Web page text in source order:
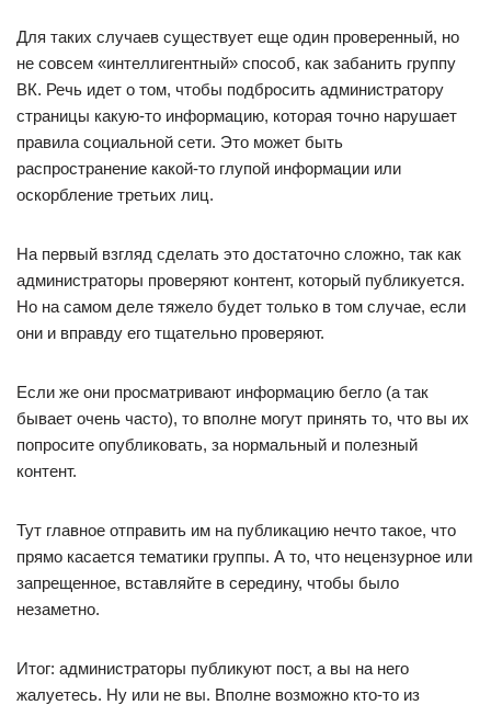
Для таких случаев существует еще один проверенный, но
не совсем «интеллигентный» способ, как забанить группу
ВК. Речь идет о том, чтобы подбросить администратору
страницы какую-то информацию, которая точно нарушает
правила социальной сети. Это может быть
распространение какой-то глупой информации или
оскорбление третьих лиц.
На первый взгляд сделать это достаточно сложно, так как
администраторы проверяют контент, который публикуется.
Но на самом деле тяжело будет только в том случае, если
они и вправду его тщательно проверяют.
Если же они просматривают информацию бегло (а так
бывает очень часто), то вполне могут принять то, что вы их
попросите опубликовать, за нормальный и полезный
контент.
Тут главное отправить им на публикацию нечто такое, что
прямо касается тематики группы. А то, что нецензурное или
запрещенное, вставляйте в середину, чтобы было
незаметно.
Итог: администраторы публикуют пост, а вы на него
жалуетесь. Ну или не вы. Вполне возможно кто-то из